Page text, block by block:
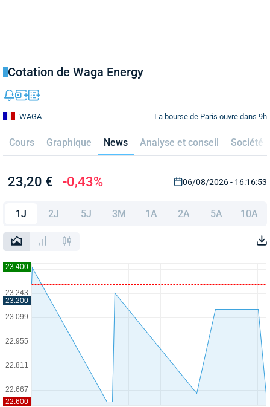
Cotation de Waga Energy
La bourse de Paris ouvre dans 9h
WAGA
Cours Graphique News Analyse et conseil Société
23,20 € -0,43% 06/08/2026 - 16:16:53
1J 2J 5J 3M 1A 2A 5A 10A